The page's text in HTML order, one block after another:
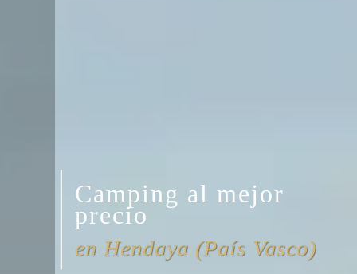
Camping al mejor
precio
en Hendaya (País Vasco)